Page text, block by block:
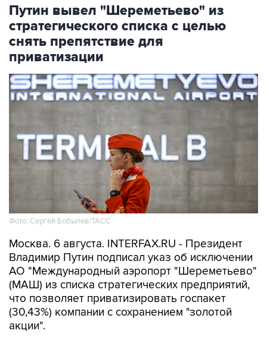
Путин вывел "Шереметьево" из
стратегического списка с целью
снять препятствие для
приватизации
Фото: Сергей Бобылев/ТАСС
Москва. 6 августа. INTERFAX.RU - Президент
Владимир Путин подписал указ об исключении
АО "Международный аэропорт "Шереметьево"
(МАШ) из списка стратегических предприятий,
что позволяет приватизировать госпакет
(30,43%) компании с сохранением "золотой
акции".